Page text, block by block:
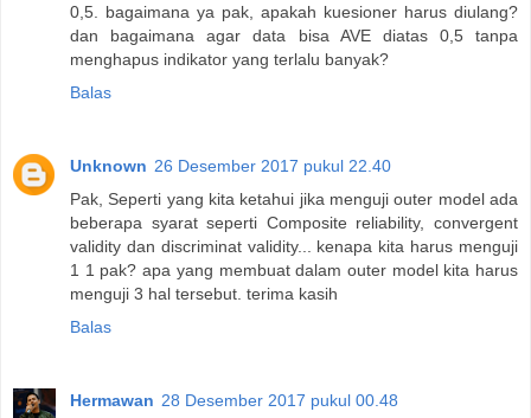
0,5. bagaimana ya pak, apakah kuesioner harus diulang?
dan bagaimana agar data bisa AVE diatas 0,5 tanpa
menghapus indikator yang terlalu banyak?
Balas
Unknown 26 Desember 2017 pukul 22.40
Pak, Seperti yang kita ketahui jika menguji outer model ada
beberapa syarat seperti Composite reliability, convergent
validity dan discriminat validity... kenapa kita harus menguji
1 1 pak? apa yang membuat dalam outer model kita harus
menguji 3 hal tersebut. terima kasih
Balas
Hermawan 28 Desember 2017 pukul 00.48